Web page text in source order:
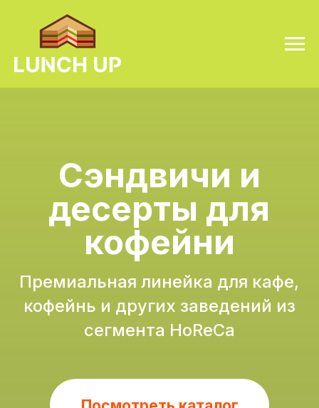
кофейни
Премиальная линейка для кафе,
кофейнь и других заведений из
сегмента HoReCa
Посмотреть каталог
Свяжитесь со мной